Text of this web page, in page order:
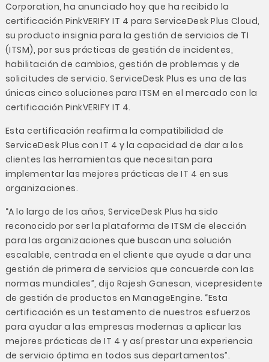
Corporation, ha anunciado hoy que ha recibido la
certificación PinkVERIFY IT 4 para ServiceDesk Plus Cloud,
su producto insignia para la gestión de servicios de TI
(ITSM), por sus prácticas de gestión de incidentes,
habilitación de cambios, gestión de problemas y de
solicitudes de servicio. ServiceDesk Plus es una de las
únicas cinco soluciones para ITSM en el mercado con la
certificación PinkVERIFY IT 4.
Esta certificación reafirma la compatibilidad de
ServiceDesk Plus con IT 4 y la capacidad de dar a los
clientes las herramientas que necesitan para
implementar las mejores prácticas de IT 4 en sus
organizaciones.
“A lo largo de los años, ServiceDesk Plus ha sido
reconocido por ser la plataforma de ITSM de elección
para las organizaciones que buscan una solución
escalable, centrada en el cliente que ayude a dar una
gestión de primera de servicios que concuerde con las
normas mundiales”, dijo Rajesh Ganesan, vicepresidente
de gestión de productos en ManageEngine. “Esta
certificación es un testamento de nuestros esfuerzos
para ayudar a las empresas modernas a aplicar las
mejores prácticas de IT 4 y así prestar una experiencia
de servicio óptima en todos sus departamentos”.